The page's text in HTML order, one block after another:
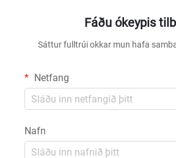
Fáðu ókeypis
Sáttur fulltrúi okkar mun hafa
Netfang
Nafn